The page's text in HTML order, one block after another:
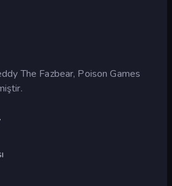
The Fazbear, Poison Games